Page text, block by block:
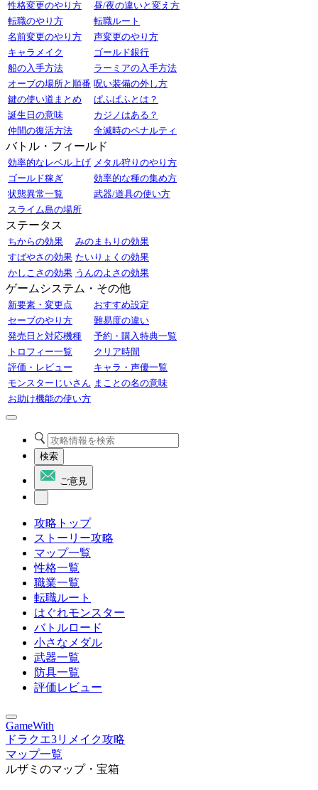
性格変更のやり方
昼/夜の違いと変え方
転職のやり方
転職ルート
名前変更のやり方
声変更のやり方
キャラメイク
ゴールド銀行
船の入手方法
ラーミアの入手方法
オーブの場所と順番 呪い装備の外し方
鍵の使い道まとめ
ぱふぱふとは？
誕生日の意味
カジノはある？
仲間の復活方法
全滅時のペナルティ
バトル・フィールド
効率的なレベル上げ メタル狩りのやり方
ゴールド稼ぎ
効率的な種の集め方
状態異常一覧
武器/道具の使い方
スライム島の場所
ステータス
ちからの効果
みのまもりの効果
すばやさの効果 たいりょくの効果
かしこさの効果 うんのよさの効果
ゲームシステム・その他
新要素・変更点
おすすめ設定
セーブのやり方
難易度の違い
発売日と対応機種
予約・購入特典一覧
トロフィー一覧
クリア時間
評価・レビュー
キャラ・声優一覧
モンスターじいさん まことの名の意味
お助け機能の使い方
検索
ご意見
攻略トップ
ストーリー攻略
マップ一覧
性格一覧
職業一覧
転職ルート
はぐれモンスター
バトルロード
小さなメダル
武器一覧
防具一覧
評価レビュー
GameWith
ドラクエ3リメイク攻略
マップ一覧
ルザミのマップ・宝箱